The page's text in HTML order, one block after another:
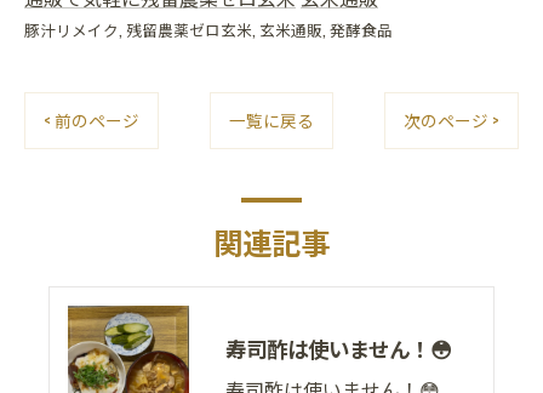
豚汁リメイク 残留農薬ゼロ玄米 玄米通販 発酵食品
< 前のページ 一覧に戻る 次のページ >
関連記事
寿司酢は使いません！😳